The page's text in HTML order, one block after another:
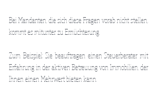
Bei Mandanten, die sich diese Fragen vorab nicht stellen,
kommt es mitunter zu Ernüchterung.
Zum Beispiel: Sie beauftragen einen Steuerberater mit
Erfahrung in der aktiven Betreuung von Immobilien, der
Ihnen einen Mehrwert bieten kann.